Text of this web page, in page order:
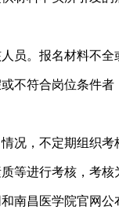
员。报名材料不
不符合岗位条件
况，不定期组织
等进行考核，考
南昌医学院官网公